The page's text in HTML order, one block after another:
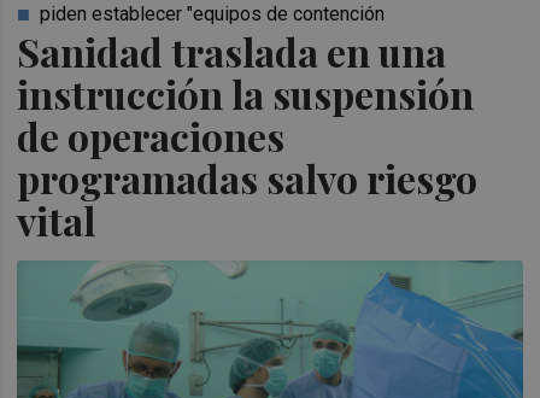
Sanidad traslada en una
instrucción la suspensión
de operaciones
programadas salvo riesgo
vital
piden establecer "equipos de contención